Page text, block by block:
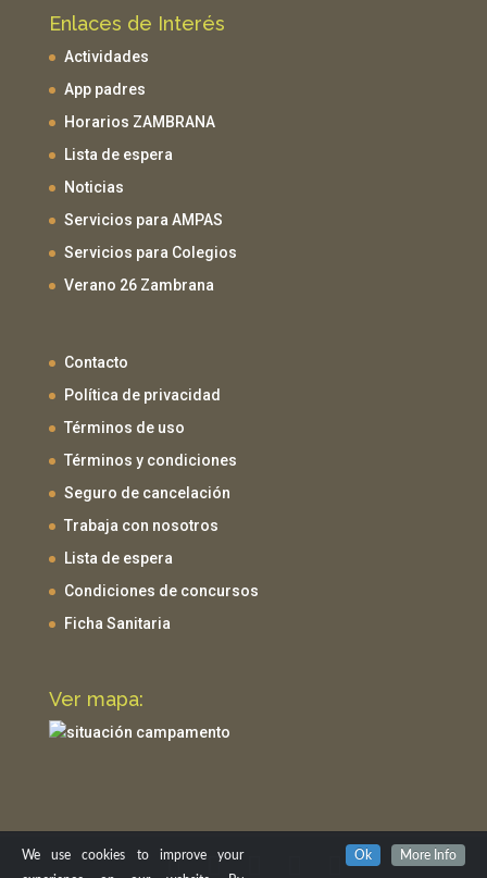
Enlaces de Interés
Actividades
App padres
Horarios ZAMBRANA
Lista de espera
Noticias
Servicios para AMPAS
Servicios para Colegios
Verano 26 Zambrana
Contacto
Política de privacidad
Términos de uso
Términos y condiciones
Seguro de cancelación
Trabaja con nosotros
Lista de espera
Condiciones de concursos
Ficha Sanitaria
Ver mapa:
We use cookies to improve your
Ok More Info